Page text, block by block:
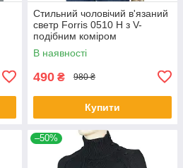
Стильний чоловічий в'язаний
светр Forris 0510 Н з V-
подібним коміром
В наявності
490 ₴ 980 ₴
Купити
–50%